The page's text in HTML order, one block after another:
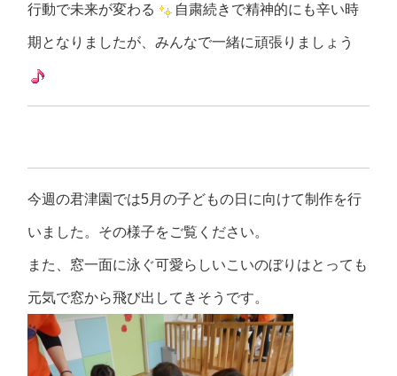
行動で未来が変わる 自粛続きで精神的にも辛い時
期となりましたが、みんなで一緒に頑張りましょう
今週の君津園では5月の子どもの日に向けて制作を行
いました。その様子をご覧ください。
また、窓一面に泳ぐ可愛らしいこいのぼりはとっても
元気で窓から飛び出してきそうです。